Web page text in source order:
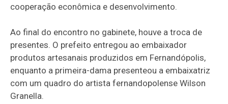
cooperação econômica e desenvolvimento.
Ao final do encontro no gabinete, houve a troca de
presentes. O prefeito entregou ao embaixador
produtos artesanais produzidos em Fernandópolis,
enquanto a primeira-dama presenteou a embaixatriz
com um quadro do artista fernandopolense Wilson
Granella.